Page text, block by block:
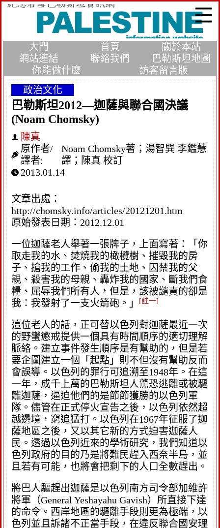
大門 首頁
關於本站
網站連結
聯絡我們
巴勒斯坦地圖
你能做什麼
訪客留言版
政治文化
巴勒斯坦2012—迦薩與聯合國決議
(Noam Chomsky)
陳真
原作者/
譯者:
Noam Chomsky著；湯智巽 李鑑慧
譯；陳真 校訂
2013.01.14
文章出處：
http://chomsky.info/articles/20121201.htm
原始發表日期：2012.12.01
一位迦薩老人舉著一張牌子，上面寫著：「你
取走我的水、焚燒我的橄欖樹、摧毀我的房
子、搶我的工作、偷我的土地、囚禁我的父
親、殺害我的母親、轟炸我的國家、斷我們食
糧、屈辱我們所有人，但是，該被譴責的卻是
我：我發射了一支火箭砲。」
[註一]
這位老人的話，正可替以色列對迦薩最近一次
的野蠻懲戒提供一個具有時間順序的適切理解
脈絡。建立事件發生順序是有幫助的，但是若
要企圖建立一個「起點」則不但沒有幫助反而
會誤導。以色列的罪行可追溯至1948年。在這
一年，成千上萬的巴勒斯坦人驚恐逃離或被驅
離迦薩，逼迫他們的是節節獲勝的以色列軍
隊。儘管在正式停火宣告之後，以色列依然超
越邊境，窮追猛打。以色列在1967年征服了迦
薩地區之後，又以其它新的方式迫害迦薩人
民。透過以色列近來的學術研究，我們知道以
色列政府的目的乃是將難民趕入西奈半島，並
且若有可能，也將會把剩下的人口全數趕出。
將巴人驅趕出迦薩是以色列南方司令部加維許
將軍（General Yeshayahu Gavish）所直接下達
的命令。西岸地區的驅離手段則更為極端，以
色列並且訴諸不正當手段，在違反聯合國安理